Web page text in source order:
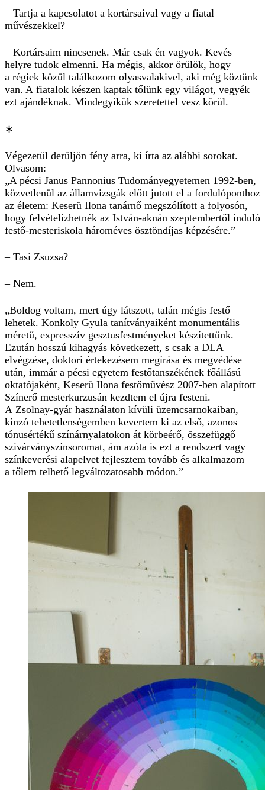
– Tartja a kapcsolatot a kortársaival vagy a fiatal
művészekkel?
– Kortársaim nincsenek. Már csak én vagyok. Kevés
helyre tudok elmenni. Ha mégis, akkor örülök, hogy
a régiek közül találkozom olyasvalakivel, aki még köztünk
van. A fiatalok készen kaptak tőlünk egy világot, vegyék
ezt ajándéknak. Mindegyikük szeretettel vesz körül.
∗
Végezetül derüljön fény arra, ki írta az alábbi sorokat.
Olvasom:
„A pécsi Janus Pannonius Tudományegyetemen 1992-ben,
közvetlenül az államvizsgák előtt jutott el a fordulóponthoz
az életem: Keserü Ilona tanárnő megszólított a folyosón,
hogy felvételizhetnék az István-aknán szeptembertől induló
festő-mesteriskola hároméves ösztöndíjas képzésére.”
– Tasi Zsuzsa?
– Nem.
„Boldog voltam, mert úgy látszott, talán mégis festő
lehetek. Konkoly Gyula tanítványaiként monumentális
méretű, expresszív gesztusfestményeket készítettünk.
Ezután hosszú kihagyás következett, s csak a DLA
elvégzése, doktori értekezésem megírása és megvédése
után, immár a pécsi egyetem festőtanszékének főállású
oktatójaként, Keserü Ilona festőművész 2007-ben alapított
Színerő mesterkurzusán kezdtem el újra festeni.
A Zsolnay-gyár használaton kívüli üzemcsarnokaiban,
kínzó tehetetlenségemben kevertem ki az első, azonos
tónusértékű színárnyalatokon át körbeérő, összefüggő
szivárványszínsoromat, ám azóta is ezt a rendszert vagy
színkeverési alapelvet fejlesztem tovább és alkalmazom
a tőlem telhető legváltozatosabb módon.”